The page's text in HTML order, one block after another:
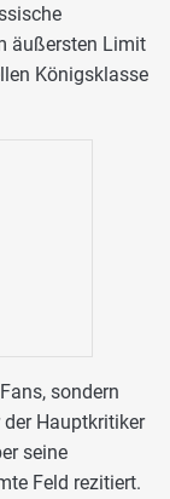
äußersten Limit
Königsklasse
sondern
der Hauptkritiker
seine
Feld rezitiert.